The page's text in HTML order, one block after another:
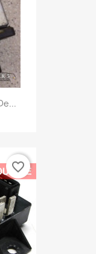
favorite_border